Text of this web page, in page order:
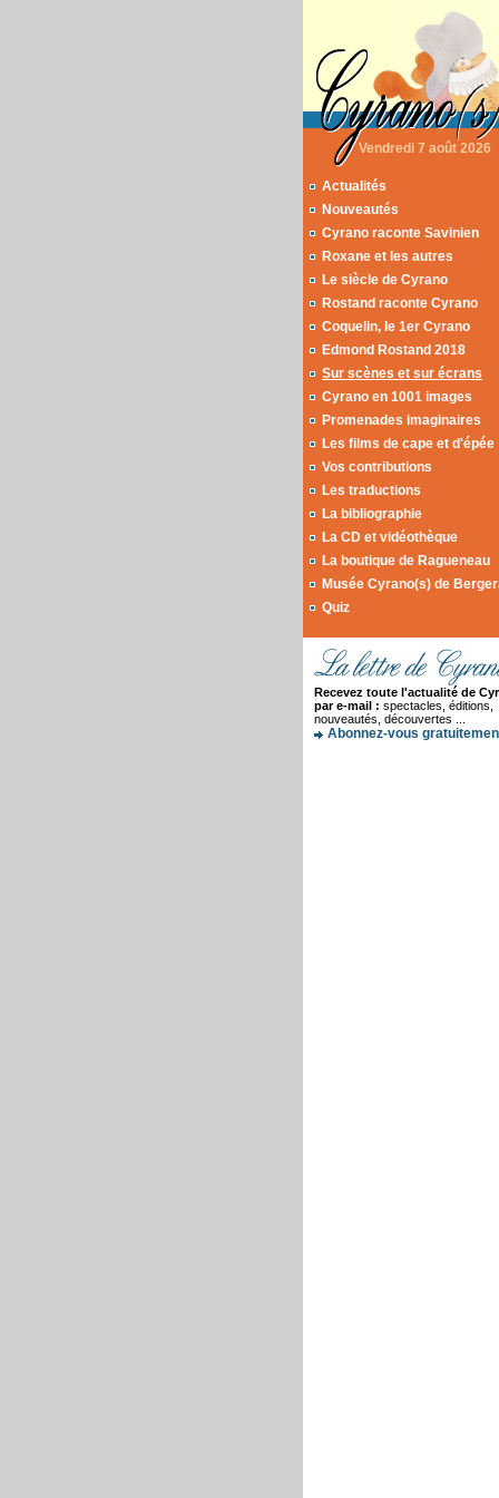
Vendredi 7 août 2026
Actualités
Nouveautés
Cyrano raconte Savinien
Roxane et les autres
Le siècle de Cyrano
Rostand raconte Cyrano
Coquelin, le 1er Cyrano
Edmond Rostand 2018
Sur scènes et sur écrans
Cyrano en 1001 images
Promenades imaginaires
Les films de cape et d'épée
Vos contributions
Les traductions
La bibliographie
La CD et vidéothèque
La boutique de Ragueneau
Musée Cyrano(s) de
Quiz
Recevez toute l'actualité de
par e-mail : spectacles, éditions,
nouveautés, découvertes ...
Abonnez-vous